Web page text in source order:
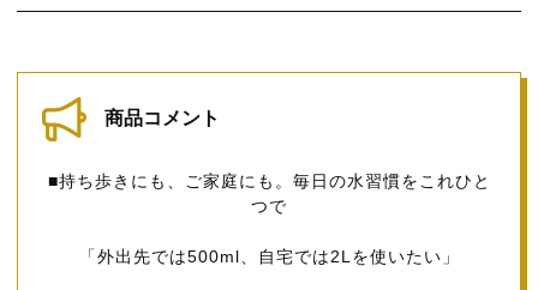
商品コメント
■持ち歩きにも、ご家庭にも。毎日の水習慣をこれひと
つで
「外出先では500ml、自宅では2Lを使いたい」